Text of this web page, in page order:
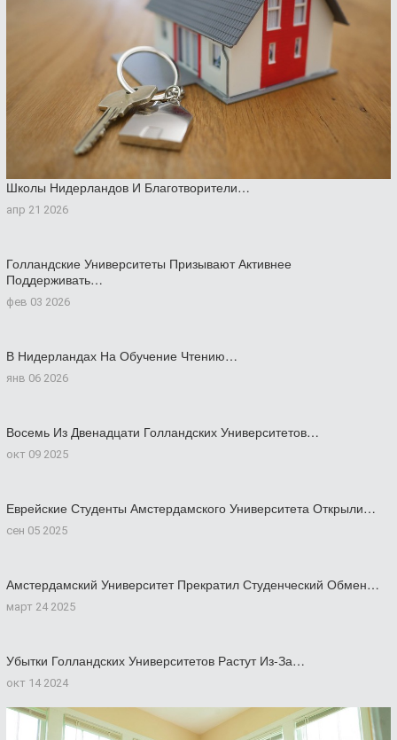
Школы Нидерландов И Благотворители…
апр 21 2026
Голландские Университеты Призывают Активнее
Поддерживать…
фев 03 2026
В Нидерландах На Обучение Чтению…
янв 06 2026
Восемь Из Двенадцати Голландских Университетов…
окт 09 2025
Еврейские Студенты Амстердамского Университета Открыли…
сен 05 2025
Амстердамский Университет Прекратил Студенческий Обмен…
март 24 2025
Убытки Голландских Университетов Растут Из-За…
окт 14 2024